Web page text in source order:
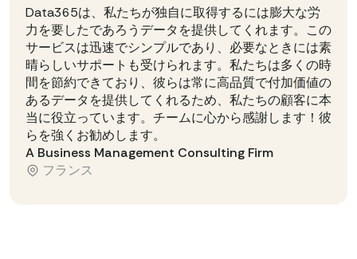
"attached_media_display_url": "https://example.
com/image.jpeg"
"attached_carousel_media_urls"
"https://example.com/image1.jpeg"
"https://example.com/image2.jpeg"
"https://example.com/image3.jpeg"
"is_video": true
"likes_count": 445
"comments_count"
Data365は、私たちが独自に取得するには膨大な労
力を要したであろうデータを提供してくれます。この
サービスは迅速でシンプルであり、必要なときには素
晴らしいサポートも受けられます。私たちは多くの時
間を節約できており、彼らは常に高品質で付加価値の
あるデータを提供してくれるため、私たちの顧客に本
当に役立っています。チームに心から感謝します！彼
らを強くお勧めします。
A Business Management Consulting Firm
フランス